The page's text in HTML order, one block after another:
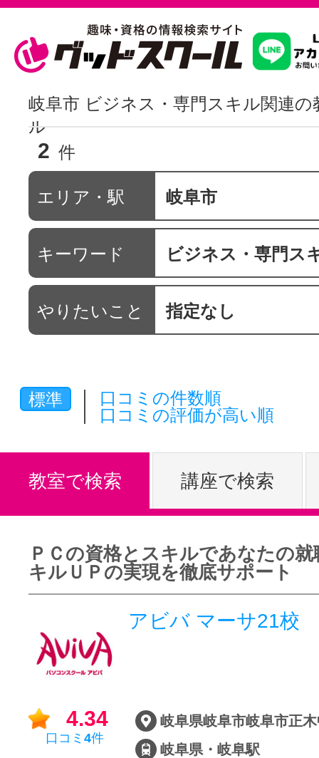
習いたいこ
駅・路線か
通信講座を
やりたいこ
特集をみる
グッドスク
掲載のお問
岐阜市 ビジネス・専門スキル関連の
ル
2 件
エリア・駅 岐阜市
キーワード ビジネス・専門ス
やりたいこと 指定なし
標準
口コミの件数順
口コミの評価が高い順
教室で検索 講座で検索
ＰＣの資格とスキルであなたの就
キルＵＰの実現を徹底サポート
アビバ マーサ21校
4.34
口コミ 4件
岐阜県・岐阜駅